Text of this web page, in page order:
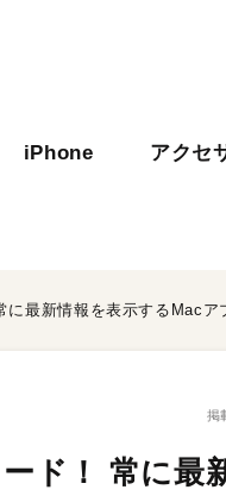
iPhone アクセ
掲
ド！ 常に最